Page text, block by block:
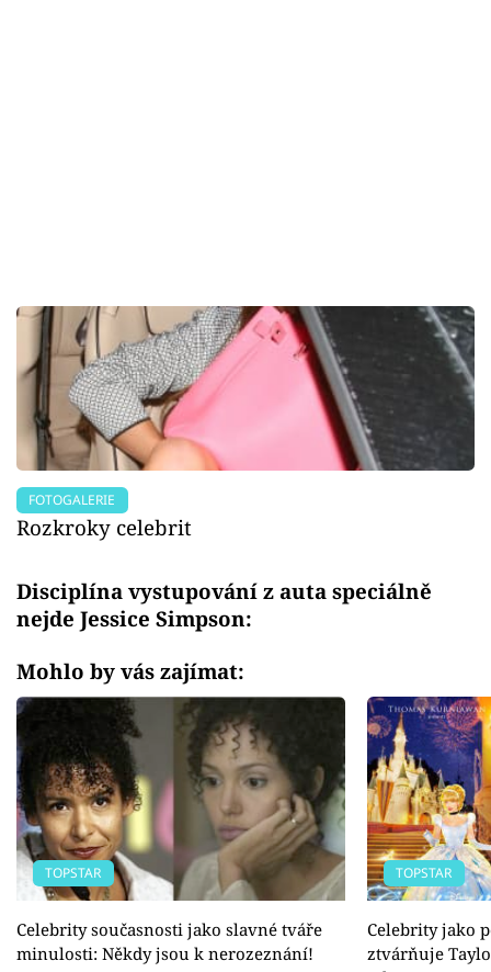
FOTOGALERIE
Rozkroky celebrit
Disciplína vystupování z auta speciálně
nejde Jessice Simpson:
Mohlo by vás zajímat:
TOPSTAR
Celebrity současnosti jako slavné tváře
minulosti: Někdy jsou k nerozeznání!
TOPSTAR
Celebrity jako
ztvárňuje